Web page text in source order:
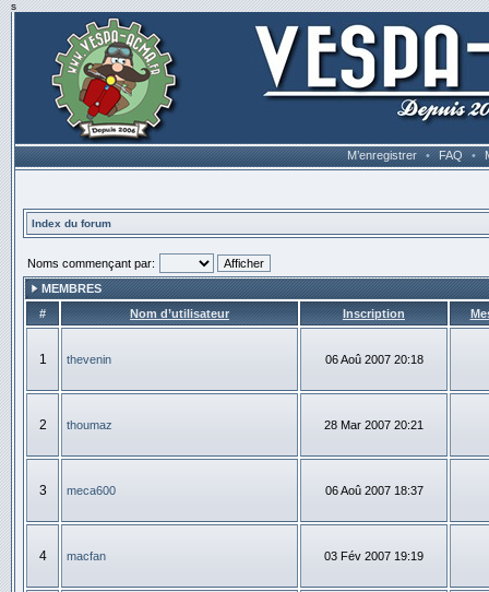
s
M’enregistrer • FAQ •
Index du forum
Noms commençant par:
MEMBRES
#
Nom d’utilisateur Inscription
1 thevenin 06 Aoû 2007 20:18
2 thoumaz 28 Mar 2007 20:21
3 meca600 06 Aoû 2007 18:37
4 macfan 03 Fév 2007 19:19